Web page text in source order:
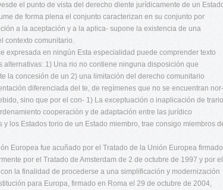
el punto de vista del derecho diente jurídicamente de un
de forma plena el conjunto caracterizan en su conjunto por
a la aceptación y a la aplica- supone la existencia de una
contexto comunitario.
expresada en ningún Esta especialidad puede comprender texto
alternativas: 1) Una rio no contiene ninguna disposición que
la concesión de un 2) una limitación del derecho comunitario
diferenciada del te, de regímenes que no se encuentran nor-
sino que por el con- 1) La exceptuación o inaplicación de
cooperación y de adaptación entre las jurídico
los Estados torio de un Estado miembro, trae consigo miembros
Europea fue acuñado por el Tratado de la Unión Europea firmado
por el Tratado de Amsterdam de 2 de octubre de 1997 y por el
la finalidad de procederse a una simplificación y modernización
para Europa, firmado en Roma el 29 de octubre de 2004,